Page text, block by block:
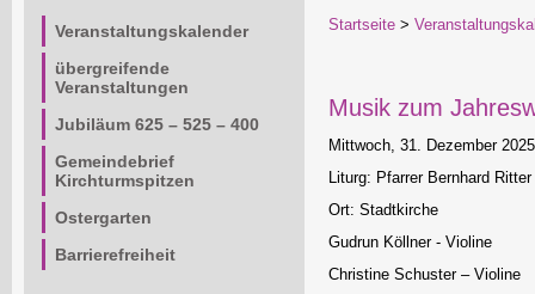
Startseite >
Musik zum
Mittwoch, 31. Dezember
Liturg: Pfarrer Bernhard Ritter
Ort: Stadtkirche
Gudrun Köllner - Violine
Christine Schuster – Violine
Navigation
überspringen
Veranstaltungskalender
übergreifende
Veranstaltungen
Jubiläum 625 – 525 – 400
Gemeindebrief
Kirchturmspitzen
Ostergarten
Barrierefreiheit